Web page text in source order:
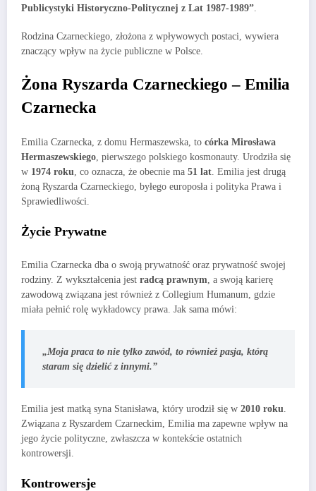
Publicystyki Historyczno-Politycznej z Lat 1987-1989”.
Rodzina Czarneckiego, złożona z wpływowych postaci, wywiera
znaczący wpływ na życie publiczne w Polsce.
Żona Ryszarda Czarneckiego – Emilia
Czarnecka
Emilia Czarnecka, z domu Hermaszewska, to córka Mirosława
Hermaszewskiego, pierwszego polskiego kosmonauty. Urodziła się
w 1974 roku, co oznacza, że obecnie ma 51 lat. Emilia jest drugą
żoną Ryszarda Czarneckiego, byłego europosła i polityka Prawa i
Sprawiedliwości.
Życie Prywatne
Emilia Czarnecka dba o swoją prywatność oraz prywatność swojej
rodziny. Z wykształcenia jest radcą prawnym , a swoją karierę
zawodową związana jest również z Collegium Humanum, gdzie
miała pełnić rolę wykładowcy prawa. Jak sama mówi:
„Moja praca to nie tylko zawód, to również pasja, którą
staram się dzielić z innymi.”
Emilia jest matką syna Stanisława, który urodził się w 2010 roku
Związana z Ryszardem Czarneckim, Emilia ma zapewne wpływ na
jego życie polityczne, zwłaszcza w kontekście ostatnich
kontrowersji.
Kontrowersje